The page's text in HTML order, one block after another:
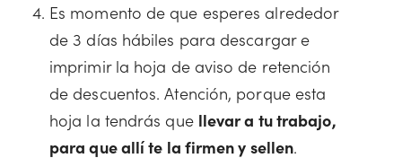
Es momento de que esperes alrededor
de 3 días hábiles para descargar e
imprimir la hoja de aviso de retención
de descuentos. Atención, porque esta
hoja la tendrás que llevar a tu trabajo,
para que allí te la firmen y sellen.